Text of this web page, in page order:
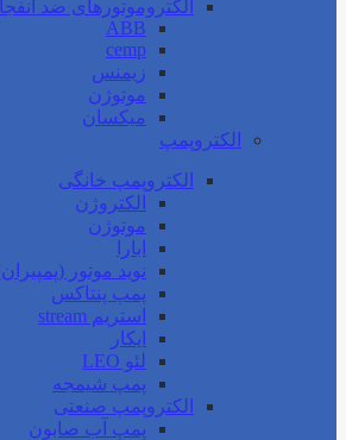
الکتروموتورهای ضد
ABB
cemp
زیمنس
موتوژن
میکسان
الکتروپمپ
الکتروپمپ خانگی
الکتروژن
موتوژن
ابارا
نوید موتور
پمپ پنتاکس
استریم stream
ایکار
لئو LEO
پمپ شیمجه
الکتروپمپ صنعتی
پمپ آب صابون